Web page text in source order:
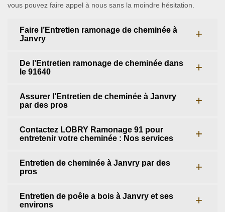
vous pouvez faire appel à nous sans la moindre hésitation.
Faire l’Entretien ramonage de cheminée à
Janvry
De l’Entretien ramonage de cheminée dans
le 91640
Assurer l’Entretien de cheminée à Janvry
par des pros
Contactez LOBRY Ramonage 91 pour
entretenir votre cheminée : Nos services
Entretien de cheminée à Janvry par des
pros
Entretien de poêle a bois à Janvry et ses
environs